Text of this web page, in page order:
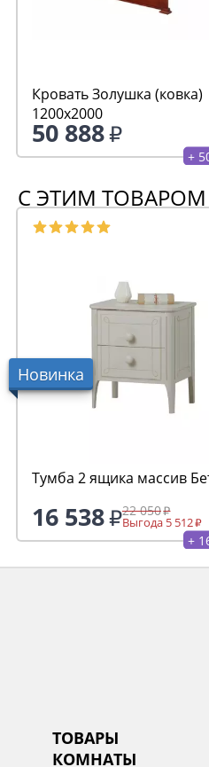
Кровать Золушка (ковка)
1200х2000
50 888
+
С ЭТИМ
Новинка
Тумба 2 ящика массив
16 538 22 050
Выгода 5 512
+
ТОВАРЫ
КОМНАТЫ